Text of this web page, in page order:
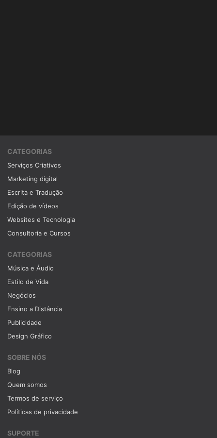
CATEGORIAS
Serviços Criativos
Marketing digital
Escrita e Tradução
Edição de vídeos
Websites e Tecnologia
Consultoria e Cursos
CATEGORIAS
Música e Áudio
Estilo de Vida
Negócios
Ensino a Distância
Publicidade
Design Gráfico
SOBRE NÓS
Blog
Quem somos
Termos de serviço
Políticas de privacidade
SUPORTE